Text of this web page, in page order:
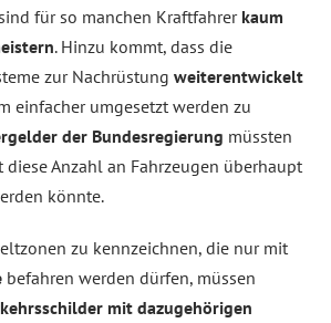
für so manchen Kraftfahrer kaum
. Hinzu kommt, dass die
zur Nachrüstung weiterentwickelt
einfacher umgesetzt werden zu
der Bundes­regierung müssten
Anzahl an Fahrzeugen überhaupt
könnte.
zu kennzeichnen, die nur mit
befahren werden dürfen, müssen
mit dazugehörigen